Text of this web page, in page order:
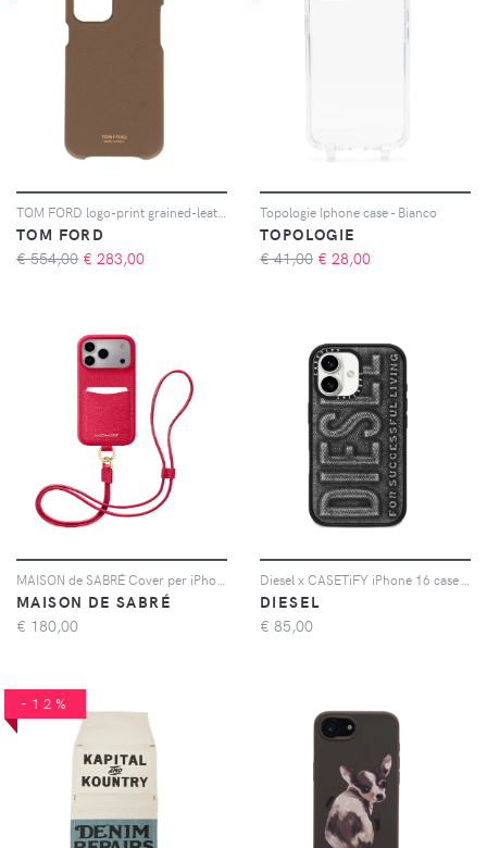
TOM FORD
€ 554,00 € 283,00
Topologie Iphone case - Bianco
TOPOLOGIE
€ 41,00 € 28,00
MAISON DE SABRÉ
€ 180,00
DIESEL
€ 85,00
-12%